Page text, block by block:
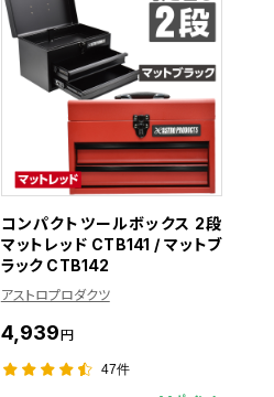
コンパクトツールボックス 2段
マットレッド CTB141 / マットブ
ラック CTB142
アストロプロダクツ
4,939円
47件